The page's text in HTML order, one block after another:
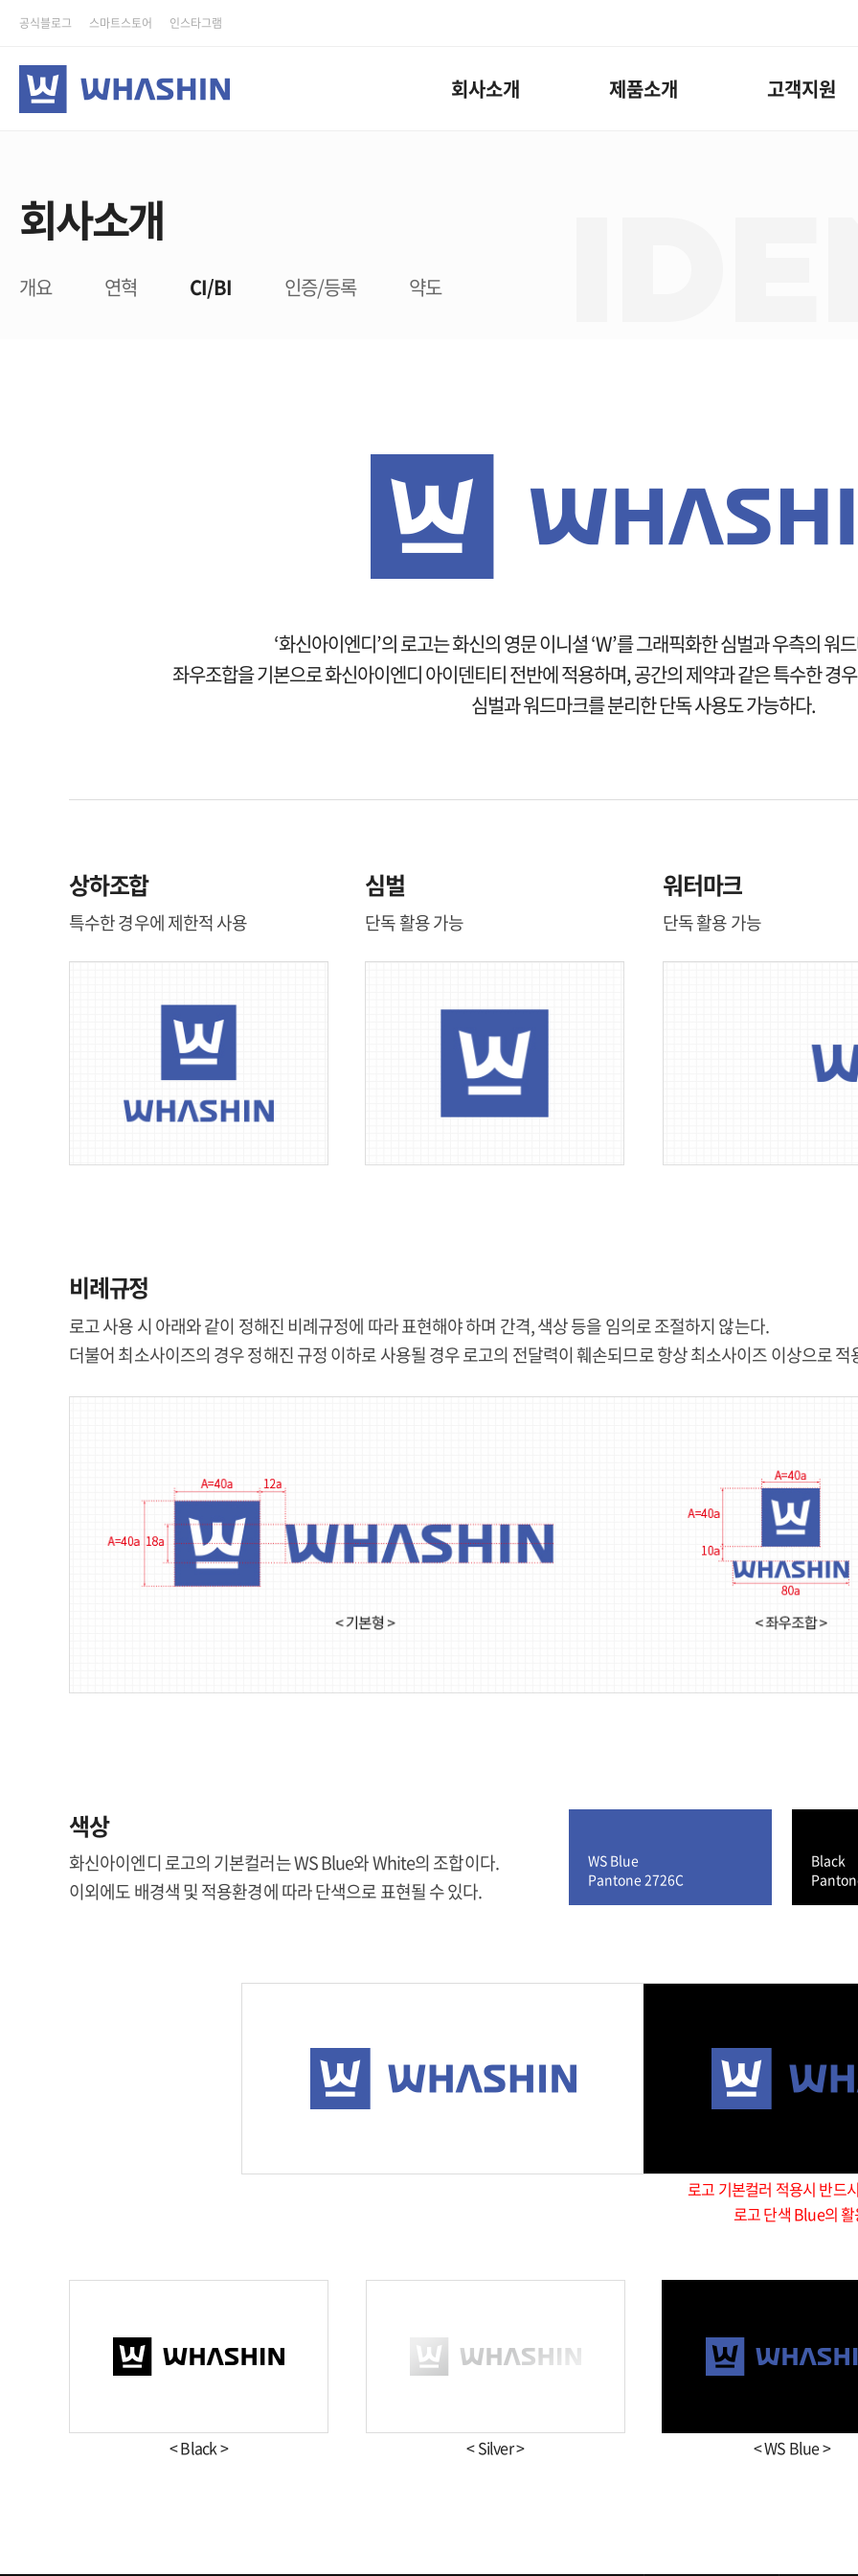
공식블로그 스마트스토어 인스타그램
회사소개 제품소개 고객지원
회사소개
개요 연혁 CI/BI 인증/등록 약도
‘화신아이엔디’의 로고는 화신의 영문 이니셜 ‘W’를 그래픽화한 심벌과 우측의 워
좌우조합을 기본으로 화신아이엔디 아이덴티티 전반에 적용하며, 공간의 제약과 같은 특수한 경
심벌과 워드마크를 분리한 단독 사용도 가능하다.
상하조합
특수한 경우에 제한적 사용
심벌
단독 활용 가능
워터마크
단독 활용 가능
비례규정
로고 사용 시 아래와 같이 정해진 비례규정에 따라 표현해야 하며 간격, 색상 등을 임의로 조절하지 않는다.
더불어 최소사이즈의 경우 정해진 규정 이하로 사용될 경우 로고의 전달력이 훼손되므로 항상 최소사이즈 이상으로 적
색상
화신아이엔디 로고의 기본컬러는 WS Blue와 White의 조합이다.
이외에도 배경색 및 적용환경에 따라 단색으로 표현될 수 있다.
WS Blue
Pantone 2726C
Black
로고 기본컬러 적용시 반드
로고 단색 Blue의
< Black > < Silver > < WS Blue >